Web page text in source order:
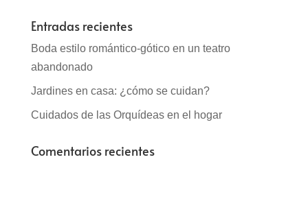
Entradas recientes
Boda estilo romántico-gótico en un teatro
abandonado
Jardines en casa: ¿cómo se cuidan?
Cuidados de las Orquídeas en el hogar
Comentarios recientes